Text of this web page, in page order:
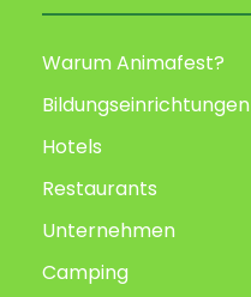
Warum Animafest?
Bildungseinrichtungen
Hotels
Restaurants
Unternehmen
Camping